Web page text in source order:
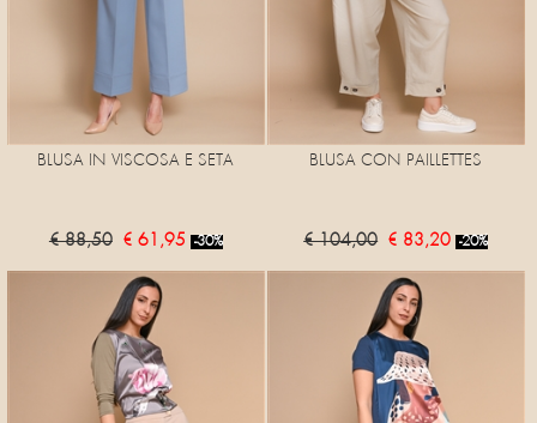
BLUSA IN VISCOSA E SETA
€ 88,50 € 61,95 -30%
BLUSA CON PAILLETTES
€ 104,00 € 83,20 -20%